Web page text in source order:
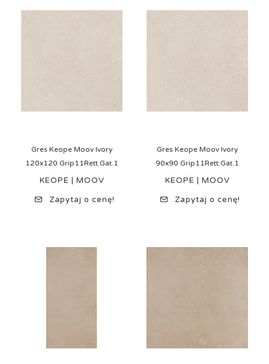
Gres Keope Moov Ivory
120x120 Grip11Rett.Gat.1
KEOPE | MOOV
Zapytaj o cenę!
Gres Keope Moov Ivory
90x90 Grip11Rett.Gat.1
KEOPE | MOOV
Zapytaj o cenę!